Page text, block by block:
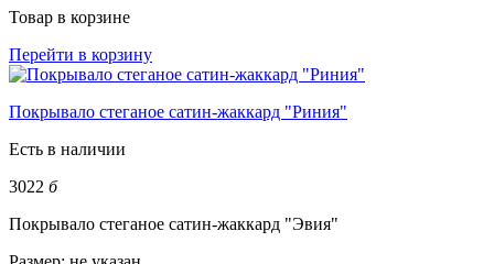
Товар в корзине
Перейти в корзину
Покрывало стеганое сатин-жаккард "Риния"
Есть в наличии
3022 б
Покрывало стеганое сатин-жаккард "Эвия"